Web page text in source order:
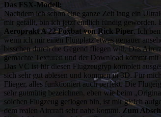
Das FSX-Modell:
Nachdem ich schon eine ganze Zeit lang ein
mir gefällt, bin ich jetzt endlich fündig geworden.
Aeroprakt A 22 Foxbat von Rick Piper. Ich
wenn ich mir einen Flugplatz etwas genauer
bisschen durch die Gegend fliegen will. Das
gemachte Texturen und der Download kommt
Das VC ist für diesen Flugzeugtyp komplett
sich sehr gut ablesen und kommen in 3D. Für
Flieger, alles funktioniert auch perfekt. Die
sehr gutmütig bezeichnen, eben wie beim
solchen Flugzeug geflogen bin, ist mir gleich
dem realen Aircraft sehr nahe kommt. Zum